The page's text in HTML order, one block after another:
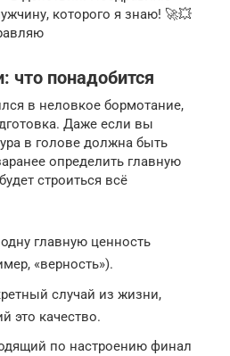
которого я знаю! 🚀💥
что понадобится
в неловкое бормотание,
Даже если вы
в голове должна быть
определить главную
строиться всё
главную ценность
«верность»).
случай из жизни,
это качество.
по настроению финал